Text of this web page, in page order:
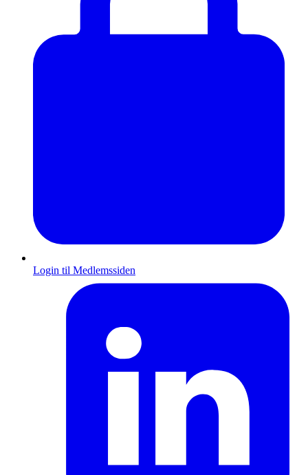
Login til Medlemssiden